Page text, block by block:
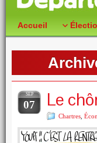
Accueil
SEP
07 Le
Chartres